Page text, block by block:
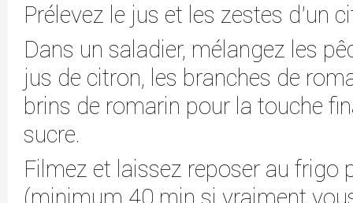
Prélevez le jus et les zestes d'un
Dans un saladier, mélangez les
jus de citron, les branches de
brins de romarin pour la touche
sucre.
Filmez et laissez reposer au frigo